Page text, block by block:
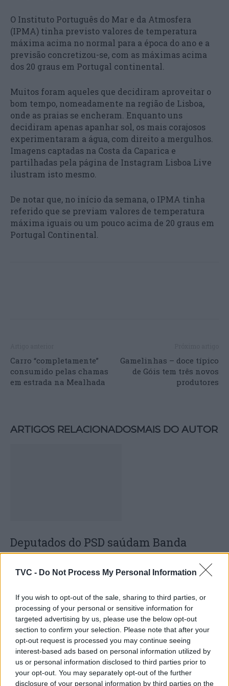
TVC - Do Not Process My Personal Information
If you wish to opt-out of the sale, sharing to third parties, or
processing of your personal or sensitive information for
targeted advertising by us, please use the below opt-out
section to confirm your selection. Please note that after your
opt-out request is processed you may continue seeing
interest-based ads based on personal information utilized by
us or personal information disclosed to third parties prior to
your opt-out. You may separately opt-out of the further
disclosure of your personal information by third parties on the
O Instituto Português do Mar e da Atmosfera
(IPMA) tinha previsto valores de temperatura
máxima acima no normal para a época do ano e a
previsão concretizou-se, com as máximas acima
dos 20 graus em Portugal continental.
Muitos foram aqueles que decidiram aproveitar o
bom tempo, nomeadamente na região de Lisboa,
onde as praias se encheram. Enquanto uns
decidiram apenas apanhar sol, os mais corajosos
experimentaram a água, com direito a mergulhos.
Imagens captadas na Costa da Caparica e
partilhadas pela página de Instagram Lisboa Live
ilustram isto mesmo.
De notar que, no início da semana, o IPMA tinha
referido que se previam valores de temperatura
máxima iguais ou um pouco acima de 20 graus em
Portugal Continental.
Carro “completamente”
consumido pelas chamas
em estrada na Mealhada
Gamelinhas – doce típico
de Góis tem três novos
produtores
ARTIGOS RELACIONADOSMAIS DO AUTOR
Deputados do PSD saúdam Banda
Sinfónica da ARMAB pelo 1º lugar no
certame internacional de Valência